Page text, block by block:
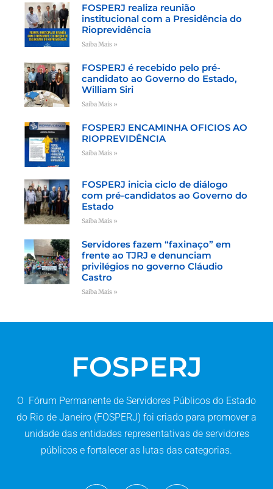
FOSPERJ realiza reunião
institucional com a Presidência do
Rioprevidência
Saiba Mais »
FOSPERJ é recebido pelo pré-
candidato ao Governo do Estado,
William Siri
Saiba Mais »
FOSPERJ ENCAMINHA OFICIOS AO
RIOPREVIDÊNCIA
Saiba Mais »
FOSPERJ inicia ciclo de diálogo
com pré-candidatos ao Governo do
Estado
Saiba Mais »
Servidores fazem “faxinaço” em
frente ao TJRJ e denunciam
privilégios no governo Cláudio
Castro
Saiba Mais »
FOSPERJ
O Fórum Permanente de Servidores Públicos do Estado
do Rio de Janeiro (FOSPERJ) foi criado para promover a
unidade das entidades representativas de servidores
públicos e fortalecer as lutas das categorias.